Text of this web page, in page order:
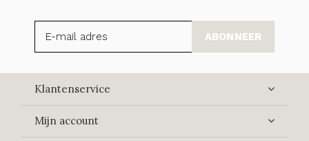
ABONNEER
Klantenservice
Mijn account